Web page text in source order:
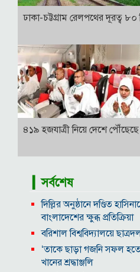
ঢাকা-চট্টগ্রাম রেলপথের দূরত্ব
৪১৯ হজযাত্রী নিয়ে দেশে
▎সর্বশেষ
দিল্লির অনুষ্ঠানে দণ্ডিত
বাংলাদেশের ক্ষুব্ধ প্রতিক্রিয়া
বরিশাল বিশ্ববিদ্যালয়ে
‘তাকে ছাড়া গজনি সফল
খানের শ্রদ্ধাঞ্জলি